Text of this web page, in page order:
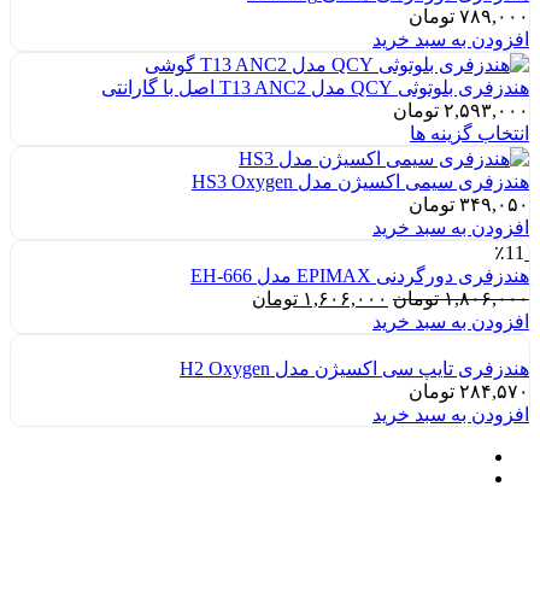
۷۸۹,۰۰۰ تومان
افزودن به سبد خرید
هندزفری بلوتوثی QCY مدل T13 ANC2 اصل با گارانتی
۲,۵۹۳,۰۰۰ تومان
انتخاب گزینه ها
هندزفری سیمی اکسیژن مدل HS3 Oxygen
۳۴۹,۰۵۰ تومان
افزودن به سبد خرید
٪11
هندزفری دورگردنی EPIMAX مدل EH-666
۱,۸۰۶,۰۰۰ تومان قیمت
اصلی:
بود.
۱,۶۰۶,۰۰۰ تومان
افزودن به سبد خرید
هندزفری تایپ سی اکسیژن مدل H2 Oxygen
۲۸۴,۵۷۰ تومان
افزودن به سبد خرید